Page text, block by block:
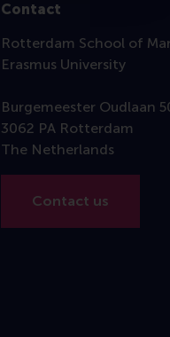
Contact
Rotterdam School of
Erasmus University
Burgemeester Oudlaan
3062 PA Rotterdam
The Netherlands
Contact us